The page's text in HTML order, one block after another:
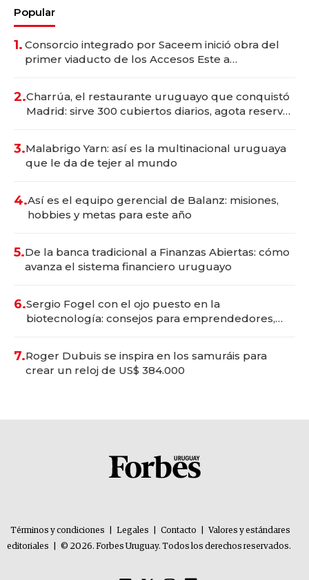
Popular
1. Consorcio integrado por Saceem inició obra del
primer viaducto de los Accesos Este a
2.Charrúa, el restaurante uruguayo que conquistó
Madrid: sirve 300 cubiertos diarios, agota reservas
3.Malabrigo Yarn: así es la multinacional uruguaya
que le da de tejer al mundo
4.Así es el equipo gerencial de Balanz: misiones,
hobbies y metas para este año
5.De la banca tradicional a Finanzas Abiertas: cómo
avanza el sistema financiero uruguayo
6.Sergio Fogel con el ojo puesto en la
biotecnología: consejos para emprendedores,
7.Roger Dubuis se inspira en los samuráis para
crear un reloj de US$ 384.000
Términos y condiciones Legales Contacto
Valores y estándares
editoriales
© 2026. Forbes Uruguay. Todos los derechos reservados.